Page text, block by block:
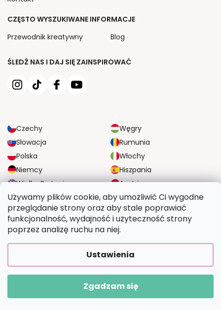
Używamy plików cookie, aby umożliwić Ci wygodne
przeglądanie strony oraz aby stale poprawiać
funkcjonalność, wydajność i użyteczność strony
poprzez analizę ruchu na niej.
Ustawienia
Zgadzam się
ŚLEDŹ NAS I DAJ SIĘ ZAINSPIROWAĆ
Czechy
Węgry
Słowacja
Rumunia
Polska
Włochy
Niemcy
Hiszpania
Wielka Brytania
Austria
CZĘSTO WYSZUKIWANE INFORMACJE
Przewodnik kreatywny
Blog
NIEZAWODNE OPCJE DOSTAWY
BEZPIECZNE OPCJE PŁATNOŚCI
Opracował Shoptet Premium|UpraviloFV STUDIO
Wymalujtosam.pl. Wszystkie prawa zastrzeżone.